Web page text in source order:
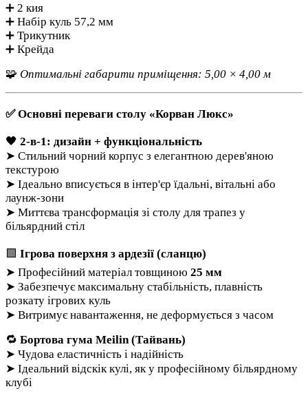
➕ 2 кия
➕ Набір куль 57,2 мм
➕ Трикутник
➕ Крейда
🧩 Оптимальні габарити приміщення: 5,00 × 4,00 м
✅Основні переваги столу «Корван Люкс»
🖤 2-в-1: дизайн + функціональність
➤ Стильний чорний корпус з елегантною дерев'яною
текстурою
➤ Ідеально вписується в інтер'єр їдальні, вітальні або
лаунж-зони
➤ Миттєва трансформація зі столу для трапез у
більярдний стіл
🟩 Ігрова поверхня з ардезії (сланцю)
➤ Професійний матеріал товщиною 25 мм
➤ Забезпечує максимальну стабільність, плавність
розкату ігрових куль
➤ Витримує навантаження, не деформується з часом
🔁 Бортова гума Meilin (Тайвань)
➤ Чудова еластичність і надійність
➤ Ідеальний відскік кулі, як у професійному більярдному
клубі